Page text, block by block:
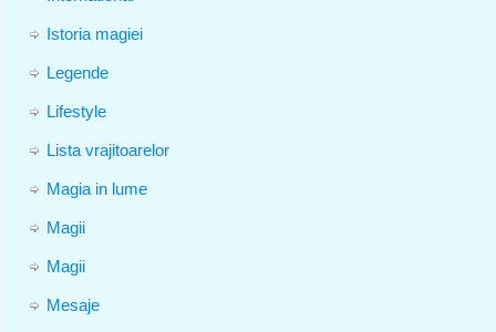
Istoria magiei
Legende
Lifestyle
Lista vrajitoarelor
Magia in lume
Magii
Magii
Mesaje